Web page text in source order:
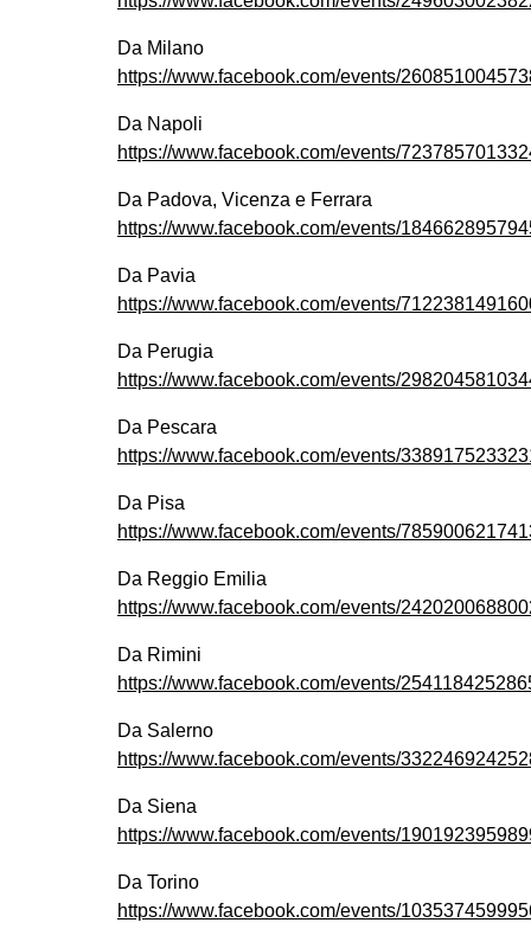
Da Milano
https://www.facebook.com/events/
Da Napoli
https://www.facebook.com/events/
Da Padova, Vicenza e Ferrara
https://www.facebook.com/events/
Da Pavia
https://www.facebook.com/events/
Da Perugia
https://www.facebook.com/events/
Da Pescara
https://www.facebook.com/events/
Da Pisa
https://www.facebook.com/events/
Da Reggio Emilia
https://www.facebook.com/events/
Da Rimini
https://www.facebook.com/events/
Da Salerno
https://www.facebook.com/events/
Da Siena
https://www.facebook.com/events/
Da Torino
https://www.facebook.com/events/